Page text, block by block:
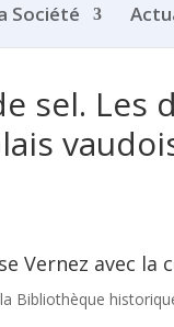
Société
sel. Les
Vernez avec
Bibliothèque